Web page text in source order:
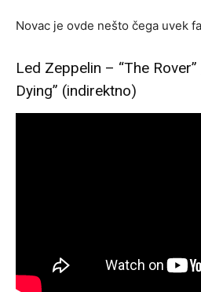
Novac je ovde nešto čega uvek
Led Zeppelin – “The
Dying” (indirektno)